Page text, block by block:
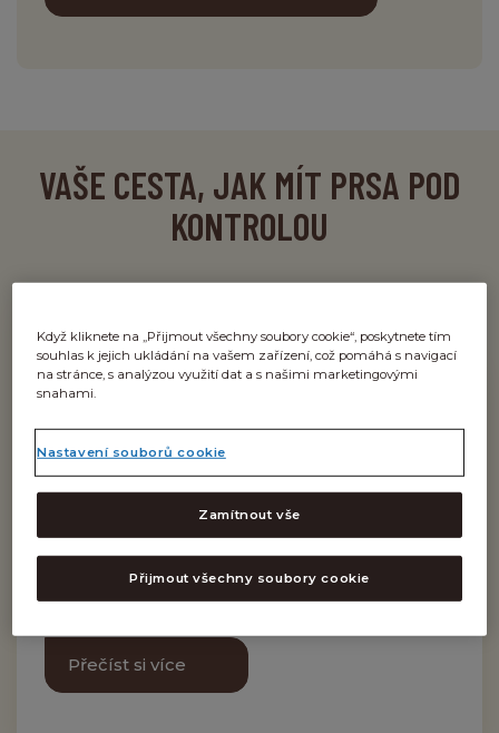
VAŠE CESTA, JAK MÍT PRSA POD
KONTROLOU
SAMOVYŠETŘENÍ PRSU
Naučte se krok za krokem, jak provést
samovyšetření v pohodlí domova.
Přečíst si více
Když kliknete na „Přijmout všechny soubory cookie“, poskytnete tím
souhlas k jejich ukládání na vašem zařízení, což pomáhá s navigací
na stránce, s analýzou využití dat a s našimi marketingovými
snahami.
Nastavení souborů cookie
Zamítnout vše
Přijmout všechny soubory cookie